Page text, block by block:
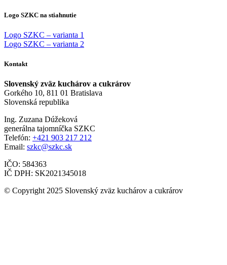
Logo SZKC na stiahnutie
Logo SZKC – varianta 1
Logo SZKC – varianta 2
Kontakt
Slovenský zväz kuchárov a cukrárov
Gorkého 10, 811 01 Bratislava
Slovenská republika
Ing. Zuzana Dúžeková
generálna tajomníčka SZKC
Telefón: +421 903 217 212
Email: szkc@szkc.sk
IČO: 584363
IČ DPH: SK2021345018
© Copyright 2025 Slovenský zväz kuchárov a cukrárov